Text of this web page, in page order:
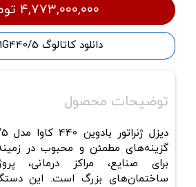
۴,۷۷۳,۰۰۰,۰۰۰ تومان
دانلود کاتالوگ 6M21G440/5
توضیحات محصول
گزینه‌های مطمئن و محبوب در
برای صنایع، مراکز درمانی،
ساختمان‌های بزرگ است. این